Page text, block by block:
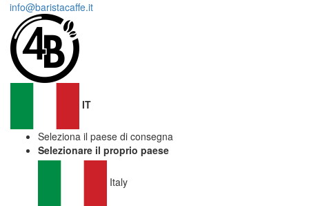
info@baristacaffe.it
IT
Seleziona il paese di consegna
Selezionare il proprio paese
Italy